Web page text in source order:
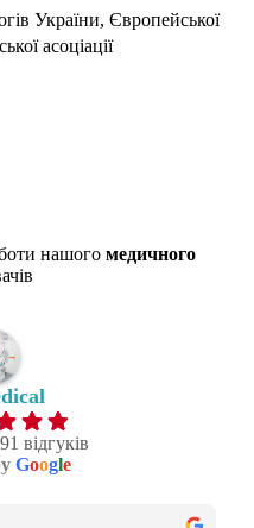
України, Європейської
асоціації
нашого медичного
відгуків
Google